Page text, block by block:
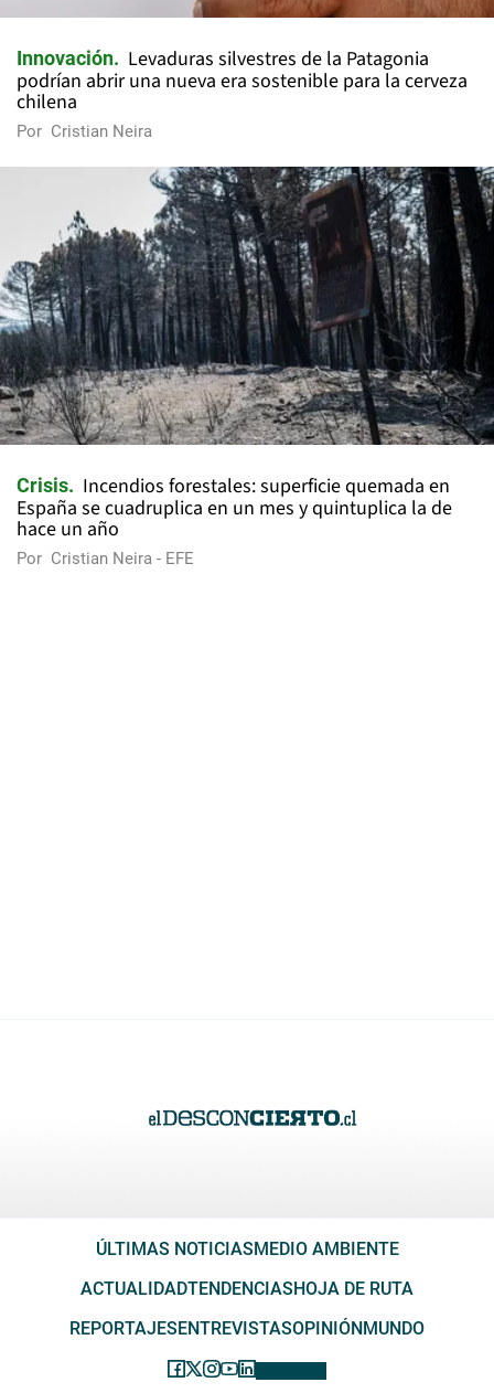
Innovación
Levaduras silvestres de la Patagonia
podrían abrir una nueva era sostenible para la cerveza
chilena
Por Cristian Neira
Crisis
Incendios forestales: superficie quemada en
España se cuadruplica en un mes y quintuplica la de
hace un año
Por Cristian Neira - EFE
ÚLTIMAS NOTICIAS MEDIO AMBIENTE
ACTUALIDADTENDENCIAS HOJA DE RUTA
REPORTAJES ENTREVISTASOPINIÓN MUNDO